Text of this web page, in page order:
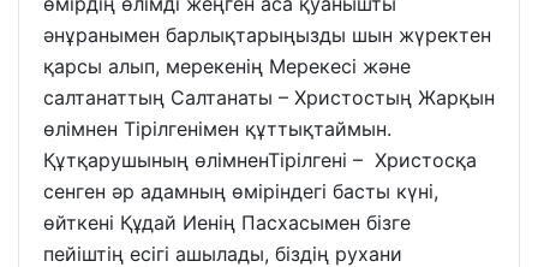
әнұранымен барлықтарыңызды шын жүректен
қарсы алып, мерекенің Мерекесі және
салтанаттың Салтанаты – Христостың Жарқын
өлімнен Тірілгенімен құттықтаймын.
Құтқарушының өлімненТірілгені – Христосқа
сенген әр адамның өміріндегі басты күні,
өйткені Құдай Иенің Пасхасымен бізге
пейіштің есігі ашылады, біздің рухани